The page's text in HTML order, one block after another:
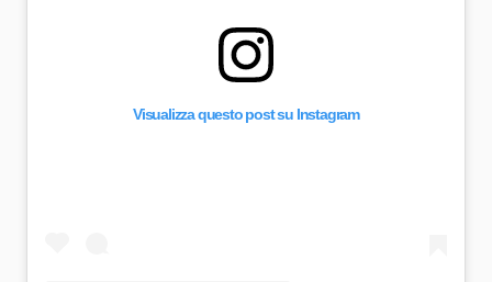
Visualizza questo post su Instagram